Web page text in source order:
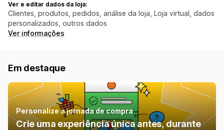
Ver e editar dados da loja:
Clientes, produtos, pedidos, análise da loja, Loja virtual, dados
personalizados, outros dados
Ver informações
Em destaque
Personalize a jornada de compra
Crie uma experiência única antes, durante